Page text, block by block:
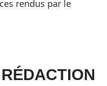
rendus par le